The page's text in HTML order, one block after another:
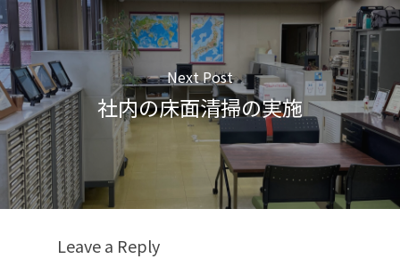
Next Post
社内の床面清掃の実施
Leave a Reply